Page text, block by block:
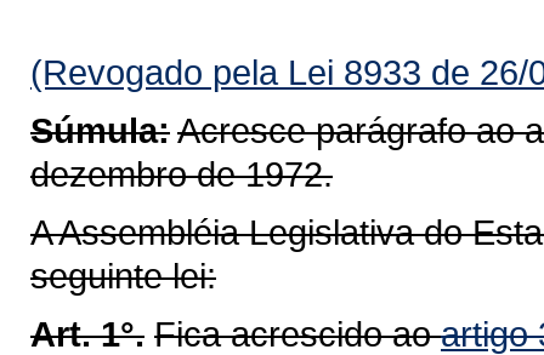
(Revogado pela Lei 8933 de 26/
Súmula:Acresce parágrafo ao
dezembro de 1972.
A Assembléia Legislativa do
seguinte lei:
Art. 1°. Fica acrescido aoartigo